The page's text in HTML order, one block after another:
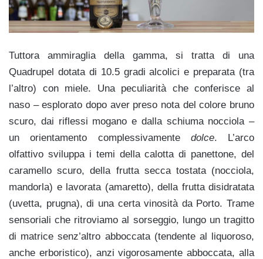
Tuttora ammiraglia della gamma, si tratta di una
Quadrupel dotata di 10.5 gradi alcolici e preparata (tra
l’altro) con miele. Una peculiarità che conferisce al
naso – esplorato dopo aver preso nota del colore bruno
scuro, dai riflessi mogano e dalla schiuma nocciola –
un orientamento complessivamente dolce. L’arco
olfattivo sviluppa i temi della calotta di panettone, del
caramello scuro, della frutta secca tostata (nocciola,
mandorla) e lavorata (amaretto), della frutta disidratata
(uvetta, prugna), di una certa vinosità da Porto. Trame
sensoriali che ritroviamo al sorseggio, lungo un tragitto
di matrice senz’altro abboccata (tendente al liquoroso,
anche erboristico), anzi vigorosamente abboccata, alla